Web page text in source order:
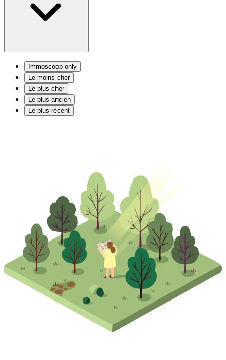
Immoscoop only
Le moins cher
Le plus cher
Le plus ancien
Le plus récent